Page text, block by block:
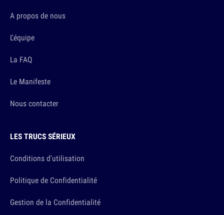
A propos de nous
L'équipe
La FAQ
Le Manifeste
Nous contacter
LES TRUCS SÉRIEUX
Conditions d'utilisation
Politique de Confidentialité
Gestion de la Confidentialité